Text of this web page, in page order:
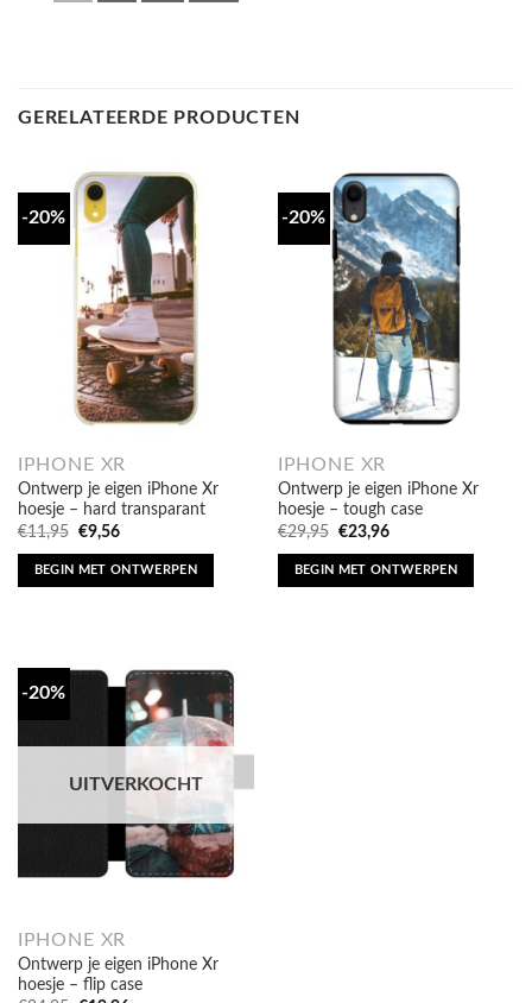
GERELATEERDE PRODUCTEN
-20%
IPHONE XR
Ontwerp je eigen iPhone Xr
hoesje – hard transparant
€11,95 Oorspronkelijke
prijs
€11,95.
€9,56Huidige
€9,56.
BEGIN MET ONTWERPEN
-20%
IPHONE XR
Ontwerp je eigen iPhone Xr
hoesje – tough case
€29,95 Oorspronkelijke
€29,95.
€23,96Huidige
€23,96.
BEGIN MET ONTWERPEN
-20%
UITVERKOCHT
IPHONE XR
Ontwerp je eigen iPhone Xr
hoesje – flip case